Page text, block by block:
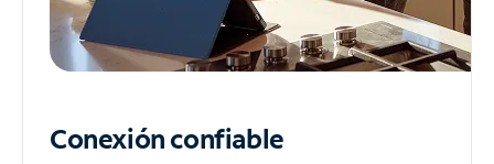
Conexión confiable